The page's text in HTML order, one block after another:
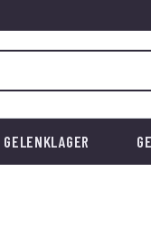
GELENKLAGER